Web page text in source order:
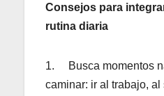
Consejos para
rutina diaria
1. Busca momentos
caminar: ir al trabajo,